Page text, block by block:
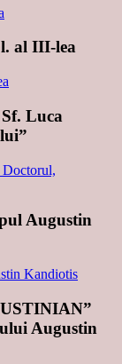
al III-lea
Luca
Augustin
Augustin